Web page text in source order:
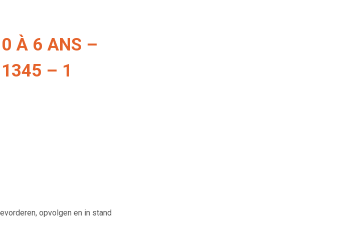
0 À 6 ANS –
1345 – 1
opvolgen en in stand